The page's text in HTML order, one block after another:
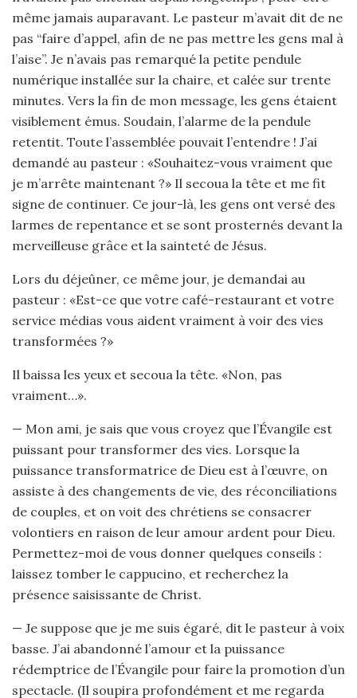
même jamais auparavant. Le pasteur m’avait dit de ne
pas “faire d’appel, afin de ne pas mettre les gens mal à
l’aise”. Je n’avais pas remarqué la petite pendule
numérique installée sur la chaire, et calée sur trente
minutes. Vers la fin de mon message, les gens étaient
visiblement émus. Soudain, l’alarme de la pendule
retentit. Toute l’assemblée pouvait l’entendre ! J’ai
demandé au pasteur : «Souhaitez-vous vraiment que
je m’arrête maintenant ?» Il secoua la tête et me fit
signe de continuer. Ce jour-là, les gens ont versé des
larmes de repentance et se sont prosternés devant la
merveilleuse grâce et la sainteté de Jésus.
Lors du déjeûner, ce même jour, je demandai au
pasteur : «Est-ce que votre café-restaurant et votre
service médias vous aident vraiment à voir des vies
transformées ?»
Il baissa les yeux et secoua la tête. «Non, pas
vraiment…».
— Mon ami, je sais que vous croyez que l’Évangile est
puissant pour transformer des vies. Lorsque la
puissance transformatrice de Dieu est à l’œuvre, on
assiste à des changements de vie, des réconciliations
de couples, et on voit des chrétiens se consacrer
volontiers en raison de leur amour ardent pour Dieu.
Permettez-moi de vous donner quelques conseils :
laissez tomber le cappucino, et recherchez la
présence saisissante de Christ.
— Je suppose que je me suis égaré, dit le pasteur à voix
basse. J’ai abandonné l’amour et la puissance
rédemptrice de l’Évangile pour faire la promotion d’un
spectacle. (Il soupira profondément et me regarda